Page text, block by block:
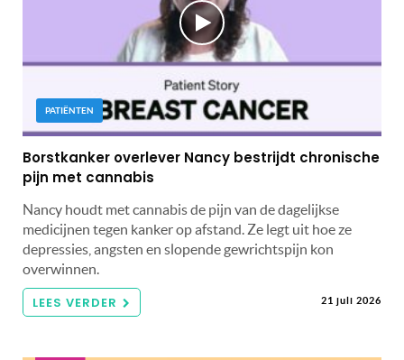
PATIËNTEN
Borstkanker overlever Nancy bestrijdt chronische
pijn met cannabis
Nancy houdt met cannabis de pijn van de dagelijkse
medicijnen tegen kanker op afstand. Ze legt uit hoe ze
depressies, angsten en slopende gewrichtspijn kon
overwinnen.
LEES VERDER 21 juli 2026